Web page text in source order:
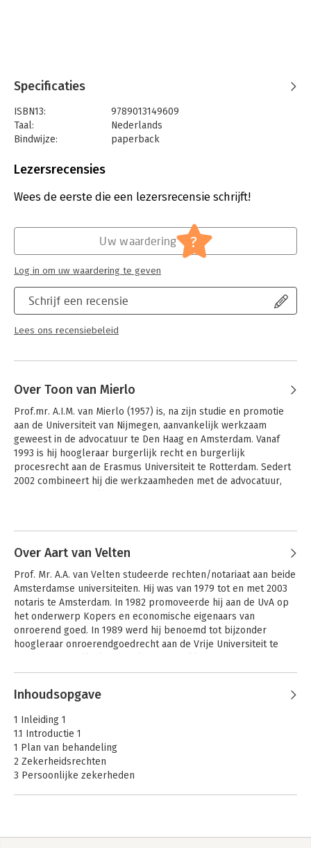
Specificaties
ISBN13:
9789013149609
Taal:
Nederlands
Bindwijze:
paperback
Uitgever:
Verschijningsdatum:
4-4-2018
Vermogensrecht - Pand / Hypotheek /
fiducaire eigendom, bezitloos pand
Serie:
Asser Serie - Deel 3-VI -
Lezersrecensies
Wees de eerste die een lezersrecensie schrijft!
Schrijf een recensie
Lees ons recensiebeleid
Uw waardering ?
Log in om uw waardering te geven
Over Toon van Mierlo
Prof.mr. A.I.M. van Mierlo (1957) is, na zijn studie en promotie
aan de Universiteit van Nijmegen, aanvankelijk werkzaam
geweest in de advocatuur te Den Haag en Amsterdam. Vanaf
1993 is hij hoogleraar burgerlijk recht en burgerlijk
procesrecht aan de Erasmus Universiteit te Rotterdam. Sedert
2002 combineert hij die werkzaamheden met de advocatuur,
Procederen bij
dagvaarding in
eerste aanleg
Over Aart van Velten
Prof. Mr. A.A. van Velten studeerde rechten/notariaat aan beide
Amsterdamse universiteiten. Hij was van 1979 tot en met 2003
notaris te Amsterdam. In 1982 promoveerde hij aan de UvA op
het onderwerp Kopers en economische eigenaars van
onroerend goed. In 1989 werd hij benoemd tot bijzonder
hoogleraar onroerendgoedrecht aan de Vrije Universiteit te
Andere boeken door Aart van
Velten
Inhoudsopgave
1 Inleiding 1
1.1 Introductie 1
1 Plan van behandeling
2 Zekerheidsrechten
3 Persoonlijke zekerheden